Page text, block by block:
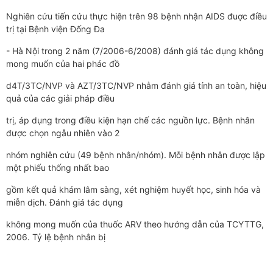
Nghiên cứu tiến cứu thực hiện trên 98 bệnh nhận AIDS đuợc điều
trị tại Bệnh viện Đống Đa
- Hà Nội trong 2 năm (7/2006-6/2008) đánh giá tác dụng không
mong muốn của hai phác đồ
d4T/3TC/NVP và AZT/3TC/NVP nhằm đánh giá tính an toàn, hiệu
quả của các giải pháp điều
trị, áp dụng trong điều kiện hạn chế các nguồn lực. Bệnh nhân
được chọn ngẫu nhiên vào 2
nhóm nghiên cứu (49 bệnh nhân/nhóm). Mỗi bệnh nhân được lập
một phiếu thống nhất bao
gồm kết quả khám lâm sàng, xét nghiệm huyết học, sinh hóa và
miễn dịch. Đánh giá tác dụng
không mong muốn của thuốc ARV theo hướng dẫn của TCYTTG,
2006. Tỷ lệ bệnh nhân bị